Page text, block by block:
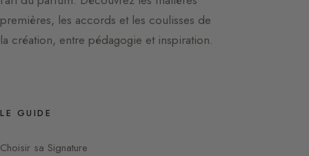
premières, les accords et les coulisses de
la création, entre pédagogie et inspiration.
LE GUIDE
Choisir sa Signature